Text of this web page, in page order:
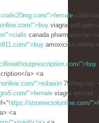
">female cialis</
">buy viagra soft
">cialis canada pharmacy</a>
">buy amoxicillin online
">buy
a> <a
">robaxin 750mg</a>
">female viagra without
https://stromectolonline.com/
<a